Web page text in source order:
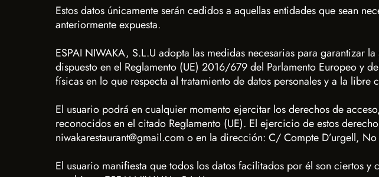
Estos datos únicamente serán cedidos a aquellas entidades que sean
anteriormente expuesta.
ESPAI NIWAKA, S.L.U adopta las medidas necesarias para
dispuesto en el Reglamento (UE) 2016/679 del Parlamento Europeo y
físicas en lo que respecta al tratamiento de datos personales y a la libre
El usuario podrá en cualquier momento ejercitar los derechos de
reconocidos en el citado Reglamento (UE). El ejercicio de estos
niwakarestaurant@gmail.com o en la dirección: C/ Compte D’urgell,
El usuario manifiesta que todos los datos facilitados por él son ciertos